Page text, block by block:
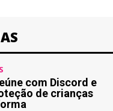
com Discord e
de crianças